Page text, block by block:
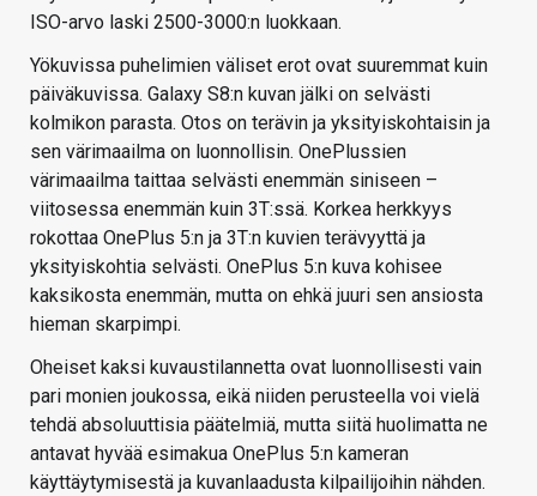
ISO-arvo laski 2500-3000:n luokkaan.
Yökuvissa puhelimien väliset erot ovat suuremmat kuin
päiväkuvissa. Galaxy S8:n kuvan jälki on selvästi
kolmikon parasta. Otos on terävin ja yksityiskohtaisin ja
sen värimaailma on luonnollisin. OnePlussien
värimaailma taittaa selvästi enemmän siniseen –
viitosessa enemmän kuin 3T:ssä. Korkea herkkyys
rokottaa OnePlus 5:n ja 3T:n kuvien terävyyttä ja
yksityiskohtia selvästi. OnePlus 5:n kuva kohisee
kaksikosta enemmän, mutta on ehkä juuri sen ansiosta
hieman skarpimpi.
Oheiset kaksi kuvaustilannetta ovat luonnollisesti vain
pari monien joukossa, eikä niiden perusteella voi vielä
tehdä absoluuttisia päätelmiä, mutta siitä huolimatta ne
antavat hyvää esimakua OnePlus 5:n kameran
käyttäytymisestä ja kuvanlaadusta kilpailijoihin nähden.